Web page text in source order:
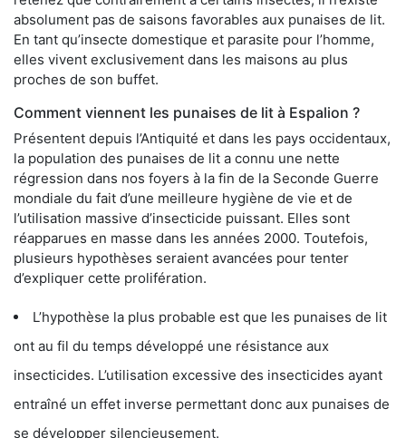
absolument pas de saisons favorables aux punaises de lit.
En tant qu’insecte domestique et parasite pour l’homme,
elles vivent exclusivement dans les maisons au plus
proches de son buffet.
Comment viennent les punaises de lit à Espalion ?
Présentent depuis l’Antiquité et dans les pays occidentaux,
la population des punaises de lit a connu une nette
régression dans nos foyers à la fin de la Seconde Guerre
mondiale du fait d’une meilleure hygiène de vie et de
l’utilisation massive d’insecticide puissant. Elles sont
réapparues en masse dans les années 2000. Toutefois,
plusieurs hypothèses seraient avancées pour tenter
d’expliquer cette prolifération.
L’hypothèse la plus probable est que les punaises de lit
ont au fil du temps développé une résistance aux
insecticides. L’utilisation excessive des insecticides ayant
entraîné un effet inverse permettant donc aux punaises de
se développer silencieusement.